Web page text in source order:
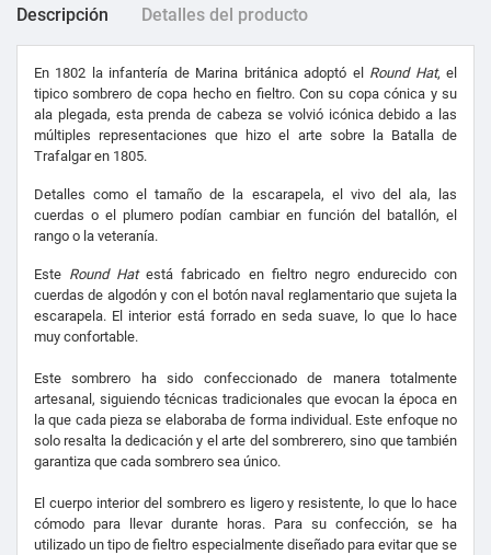
Descripción Detalles del producto
En 1802 la infantería de Marina británica adoptó el Round Hat, el
tipico sombrero de copa hecho en fieltro. Con su copa cónica y su
ala plegada, esta prenda de cabeza se volvió icónica debido a las
múltiples representaciones que hizo el arte sobre la Batalla de
Trafalgar en 1805.
Detalles como el tamaño de la escarapela, el vivo del ala, las
cuerdas o el plumero podían cambiar en función del batallón, el
rango o la veteranía.
Este Round Hatestá fabricado en fieltro negro endurecido con
cuerdas de algodón y con el botón naval reglamentario que sujeta la
escarapela. El interior está forrado en seda suave, lo que lo hace
muy confortable.
Este sombrero ha sido confeccionado de manera totalmente
artesanal, siguiendo técnicas tradicionales que evocan la época en
la que cada pieza se elaboraba de forma individual. Este enfoque no
solo resalta la dedicación y el arte del sombrerero, sino que también
garantiza que cada sombrero sea único.
El cuerpo interior del sombrero es ligero y resistente, lo que lo hace
cómodo para llevar durante horas. Para su confección, se ha
utilizado un tipo de fieltro especialmente diseñado para evitar que se